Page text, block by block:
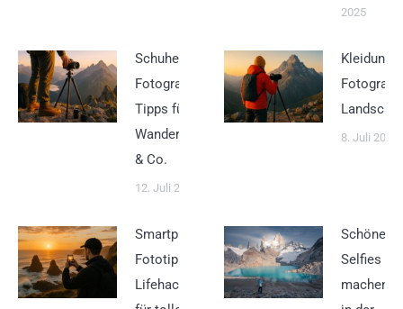
2025
Schuhe für
Fotografen –
Tipps für
Wanderschuhe
& Co.
12. Juli 2025
Kleidung
8. Juli 2025
Smartphone
Fototipps –
Lifehacks
Schöne
Selfies
machen